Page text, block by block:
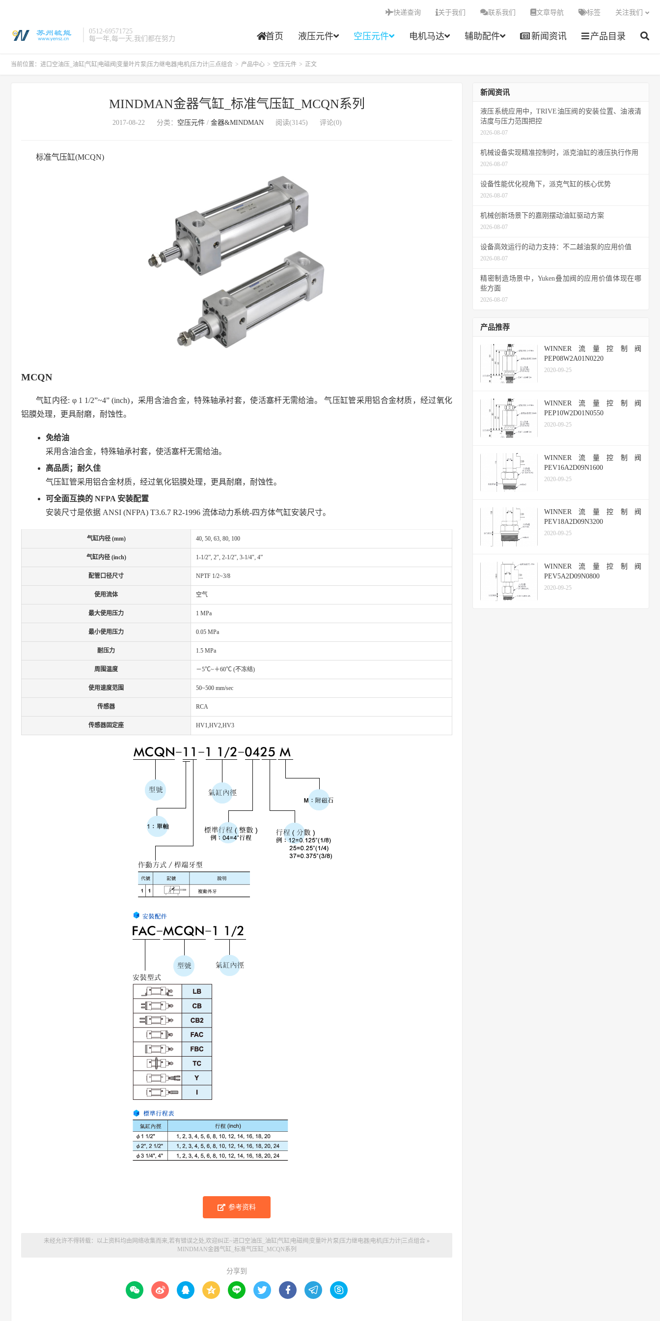
0512-69571725
每一年,每一天,我们都在努力
首页 液压元件 空压元件 电机马达 辅助配件 新闻资讯 产品目录
快递查询 关于我们 联系我们 文章导航 标签 关注我们
当前位置： 进口空油压_油缸|气缸|电磁阀|变量叶片泵|压力继电器|电机|压力计|三点组合 > 产品中心 > 空压元件 > 正文
MINDMAN金器气缸_标准气压缸_MCQN系列
2017-08-22 分类： 空压元件/ 金器&MINDMAN 阅读(3145) 评论(0)
标准气压缸(MCQN)
MCQN
气缸内径: φ 1 1/2”~4” (inch)，采用含油合金，特殊轴承衬套，使活塞杆无需给油。 气压缸管采用铝合金材质，经过氧化
铝膜处理，更具耐磨，耐蚀性。
免给油
采用含油合金，特殊轴承衬套，使活塞杆无需给油。
高品质；耐久佳
气压缸管采用铝合金材质，经过氧化铝膜处理，更具耐磨，耐蚀性。
可全面互换的 NFPA 安装配置
安装尺寸是依据 ANSI (NFPA) T3.6.7 R2-1996 流体动力系统-四方体气缸安装尺寸。
气缸内径 (mm) 40, 50, 63, 80, 100
气缸内径 (inch) 1-1/2”, 2″, 2-1/2″, 3-1/4″, 4”
配管口径尺寸 NPTF 1/2~3/8
使用流体 空气
最大使用压力 1 MPa
最小使用压力 0.05 MPa
耐压力 1.5 MPa
周围温度 －5℃~＋60℃ (不冻结)
使用速度范围 50~500 mm/sec
传感器 RCA
传感器固定座 HV1,HV2,HV3
参考资料
未经允许不得转载：以上资料均由网络收集而来,若有错误之处,欢迎纠正~进口空油压_油缸|气缸|电磁阀|变量叶片泵|压力继电器|电机|压力计|三点组合 »
MINDMAN金器气缸_标准气压缸_MCQN系列
分享到
        
新闻资讯
液压系统应用中，TRIVE油压阀的安装位置、油液清
洁度与压力范围把控
2026-08-07
机械设备实现精准控制时，派克油缸的液压执行作用
2026-08-07
设备性能优化视角下，派克气缸的核心优势
2026-08-07
机械创新场景下的嘉刚摆动油缸驱动方案
2026-08-07
设备高效运行的动力支持：不二越油泵的应用价值
2026-08-07
精密制造场景中，Yuken叠加阀的应用价值体现在哪
些方面
2026-08-07
产品推荐
WINNER流量控制阀
PEP08W2A01N0220
2020-09-25
WINNER流量控制阀
PEP10W2D01N0550
2020-09-25
WINNER流量控制阀
PEV16A2D09N1600
2020-09-25
WINNER流量控制阀
PEV18A2D09N3200
2020-09-25
WINNER流量控制阀
PEV5A2D09N0800
2020-09-25